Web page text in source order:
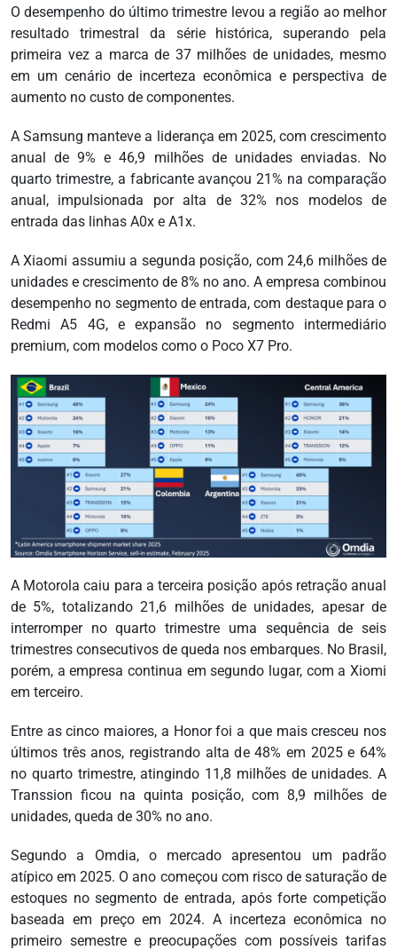
O desempenho do último trimestre levou a região ao melhor
resultado trimestral da série histórica, superando pela
primeira vez a marca de 37 milhões de unidades, mesmo
em um cenário de incerteza econômica e perspectiva de
aumento no custo de componentes.
A Samsung manteve a liderança em 2025, com crescimento
anual de 9% e 46,9 milhões de unidades enviadas. No
quarto trimestre, a fabricante avançou 21% na comparação
anual, impulsionada por alta de 32% nos modelos de
entrada das linhas A0x e A1x.
A Xiaomi assumiu a segunda posição, com 24,6 milhões de
unidades e crescimento de 8% no ano. A empresa combinou
desempenho no segmento de entrada, com destaque para o
Redmi A5 4G, e expansão no segmento intermediário
premium, com modelos como o Poco X7 Pro.
A Motorola caiu para a terceira posição após retração anual
de 5%, totalizando 21,6 milhões de unidades, apesar de
interromper no quarto trimestre uma sequência de seis
trimestres consecutivos de queda nos embarques. No Brasil,
porém, a empresa continua em segundo lugar, com a Xiomi
em terceiro.
Entre as cinco maiores, a Honor foi a que mais cresceu nos
últimos três anos, registrando alta de 48% em 2025 e 64%
no quarto trimestre, atingindo 11,8 milhões de unidades. A
Transsion ficou na quinta posição, com 8,9 milhões de
unidades, queda de 30% no ano.
Segundo a Omdia, o mercado apresentou um padrão
atípico em 2025. O ano começou com risco de saturação de
estoques no segmento de entrada, após forte competição
baseada em preço em 2024. A incerteza econômica no
primeiro semestre e preocupações com possíveis tarifas